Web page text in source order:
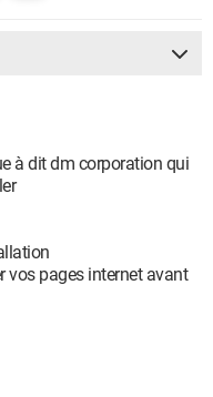
à dit dm corporation qui
vos pages internet avant